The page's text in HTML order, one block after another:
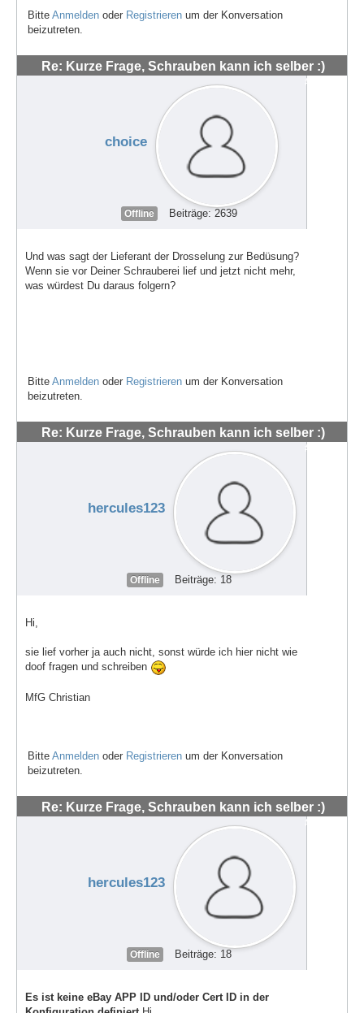
Bitte Anmelden oder Registrieren um der Konversation
beizutreten.
Re: Kurze Frage, Schrauben kann ich selber :)
#48552
choice
Offline Beiträge: 2639
Und was sagt der Lieferant der Drosselung zur Bedüsung?
Wenn sie vor Deiner Schrauberei lief und jetzt nicht mehr,
was würdest Du daraus folgern?
Bitte Anmelden oder Registrieren um der Konversation
beizutreten.
Re: Kurze Frage, Schrauben kann ich selber :)
#48554
hercules123
Offline Beiträge: 18
Hi,
sie lief vorher ja auch nicht, sonst würde ich hier nicht wie
doof fragen und schreiben
MfG Christian
Bitte Anmelden oder Registrieren um der Konversation
beizutreten.
Re: Kurze Frage, Schrauben kann ich selber :)
#48557
hercules123
Offline Beiträge: 18
Es ist keine eBay APP ID und/oder Cert ID in der